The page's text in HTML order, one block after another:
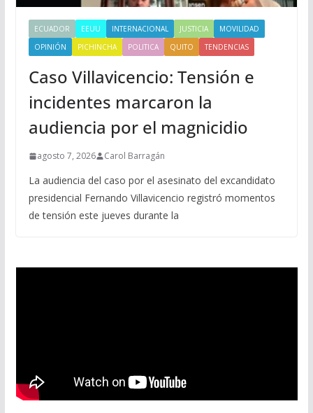
ECUADOR EEUU INTERNACIONAL JUSTICIA
MOVILIDAD
OPINIÓN
PICHINCHA POLITICA QUITO TENDENCIAS
Caso Villavicencio: Tensión e
incidentes marcaron la
audiencia por el magnicidio
agosto 7, 2026 Carol Barragán
La audiencia del caso por el asesinato del excandidato
presidencial Fernando Villavicencio registró momentos
de tensión este jueves durante la